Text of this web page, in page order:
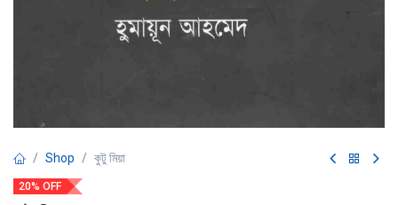
Shop কুটু মিয়া
20% OFF